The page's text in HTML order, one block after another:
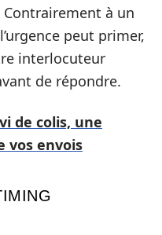
à un
peut primer,
interlocuteur
de répondre.
de colis, une
vos envois